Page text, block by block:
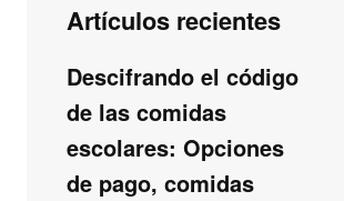
Artículos recientes
Descifrando el código
de las comidas
escolares: Opciones
de pago, comidas